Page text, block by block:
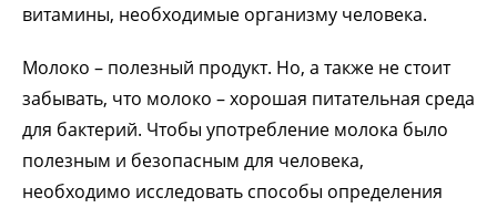
витамины, необходимые организму человека.
Молоко – полезный продукт. Но, а также не стоит
забывать, что молоко – хорошая питательная среда
для бактерий. Чтобы употребление молока было
полезным и безопасным для человека,
необходимо исследовать способы определения